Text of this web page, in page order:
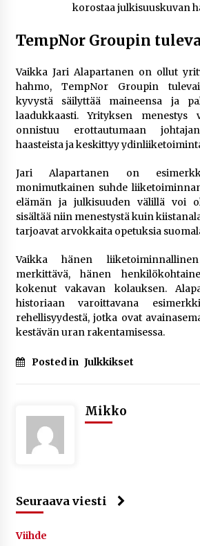
korostaa julkisuuskuvan
TempNor Groupin
Vaikka Jari Alapartanen on ollut
hahmo, TempNor Groupin
kyvystä säilyttää maineensa ja
laadukkaasti. Yrityksen
onnistuu erottautumaan
haasteista ja keskittyy
Jari Alapartanen on
monimutkainen suhde
elämän ja julkisuuden välillä voi
sisältää niin menestystä kuin
tarjoavat arvokkaita opetuksia
Vaikka hänen
merkittävä, hänen
kokenut vakavan kolauksen.
historiaan varoittavana
rehellisyydestä, jotka ovat
kestävän uran rakentamisessa.
Posted in Julkkikset
Mikko
Seuraava viesti
Viihde